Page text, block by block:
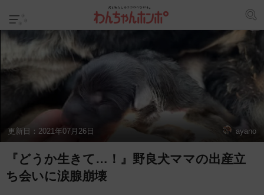
更新日： 2021年07月26日 ayano
『どうか生きて…！』野良犬ママの出産立
ち会いに涙腺崩壊